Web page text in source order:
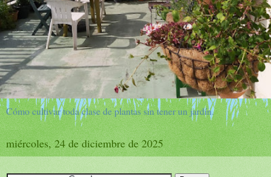
Cómo cultivar toda clase de plantas sin tener un jardín.
miércoles, 24 de diciembre de 2025